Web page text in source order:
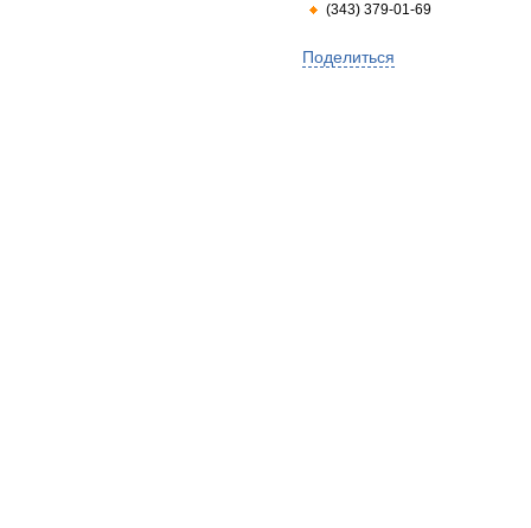
(343) 379-01-69
Поделиться